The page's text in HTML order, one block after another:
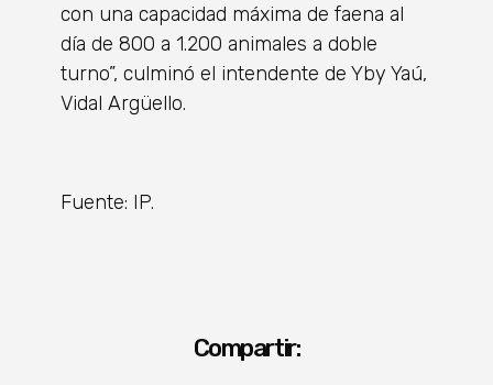
con una capacidad máxima de faena al
día de 800 a 1.200 animales a doble
turno”, culminó el intendente de Yby Yaú,
Vidal Argüello.
Fuente: IP.
Compartir: